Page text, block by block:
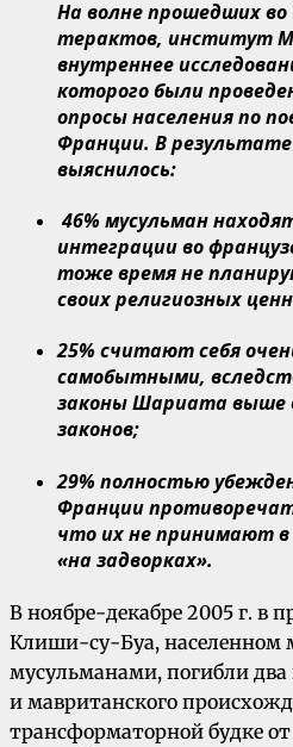
На волне прошедших
терактов, институт
внутреннее
которого были
опросы населения по
Франции. В результате
выяснилось:
46% мусульман
интеграции во
тоже время не
своих религиозных
25% считают себя
самобытными,
законы Шариата выше
законов;
29% полностью
Франции
что их не принимают
«на задворках».
В ноябре-декабре 2005 г. в
Клиши-су-Буа, населенном
мусульманами, погибли два
и мавританского
трансформаторной будке